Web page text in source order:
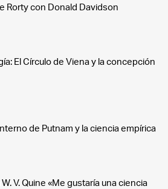
Rorty con Donald Davidson
El Círculo de Viena y la concepción
de Putnam y la ciencia empírica
V. Quine «Me gustaría una ciencia